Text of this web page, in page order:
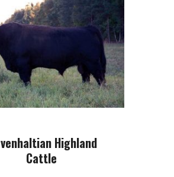
Highland
Cattle